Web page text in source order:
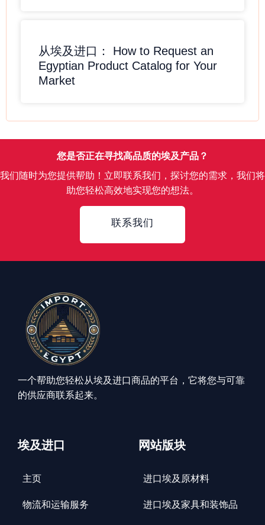
从埃及进口： How to Request an
Egyptian Product Catalog for Your
Market
您是否正在寻找高品质的埃及产品？
我们随时为您提供帮助！立即联系我们，探讨您的需求，我们将
助您轻松高效地实现您的想法。
联系我们
一个帮助您轻松从埃及进口商品的平台，它将您与可靠
的供应商联系起来。
埃及进口
主页
物流和运输服务
网站版块
进口埃及原材料
进口埃及家具和装饰品